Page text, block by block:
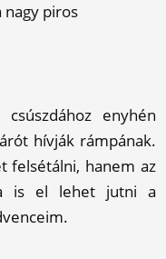
nagy piros
enyhén
hívják rámpának.
felsétálni, hanem az
is el lehet jutni a